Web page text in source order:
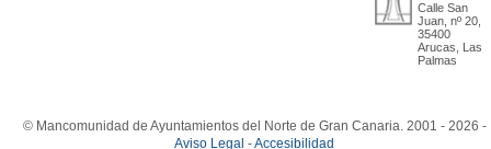
Calle San
Juan, nº 20,
35400
Arucas, Las
Palmas
© Mancomunidad de Ayuntamientos del Norte de Gran Canaria. 2001 - 2026 -
Aviso Legal -Accesibilidad